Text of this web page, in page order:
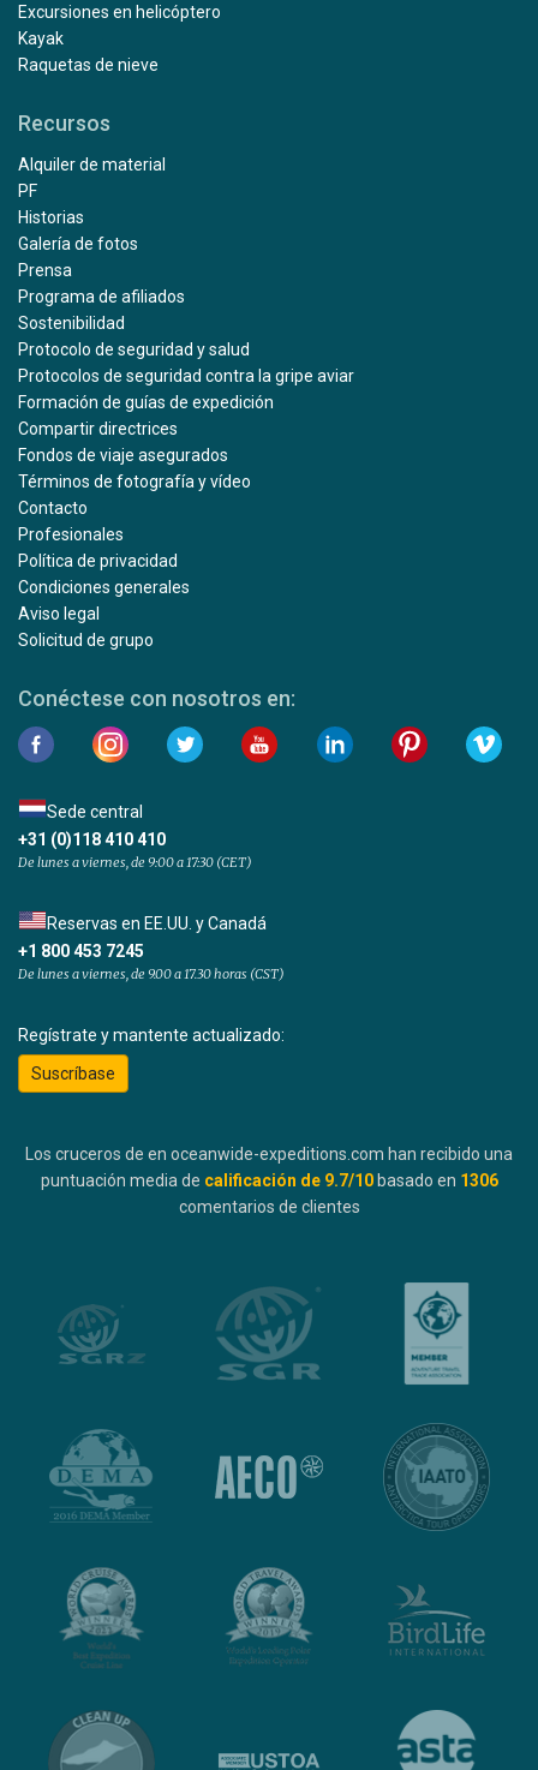
Excursiones en helicóptero
Kayak
Raquetas de nieve
Recursos
Alquiler de material
PF
Historias
Galería de fotos
Prensa
Programa de afiliados
Sostenibilidad
Protocolo de seguridad y salud
Protocolos de seguridad contra la gripe aviar
Formación de guías de expedición
Compartir directrices
Fondos de viaje asegurados
Términos de fotografía y vídeo
Contacto
Profesionales
Política de privacidad
Condiciones generales
Aviso legal
Solicitud de grupo
Conéctese con nosotros en:
Sede central
+31 (0)118 410 410
De lunes a viernes, de 9:00 a 17:30 (CET)
Reservas en EE.UU. y Canadá
+1 800 453 7245
De lunes a viernes, de 9.00 a 17.30 horas (CST)
Regístrate y mantente actualizado:
Suscríbase
Los cruceros de en oceanwide-expeditions.com han recibido una
puntuación media de calificación de 9.7/10 basado en 1306
comentarios de clientes